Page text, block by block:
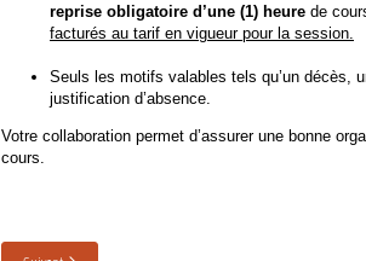
reprise obligatoire d’une (1) heure de
facturés au tarif en vigueur pour la session.
Seuls les motifs valables tels qu’un décès,
justification d’absence.
Votre collaboration permet d’assurer une bonne
cours.